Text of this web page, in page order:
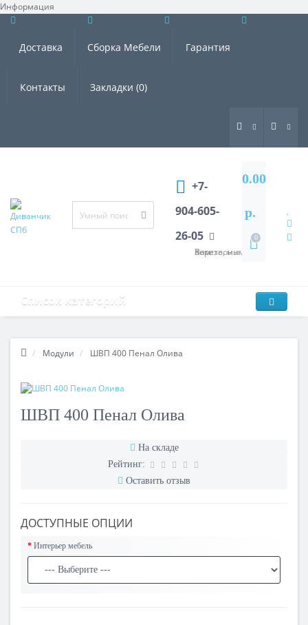
Информация ×
Доставка Сборка Мебели Гарантия
Контакты Закладки (0)
+7-
904-605-
26-05
Хотите, мы Вам перезвоним?
0.00
р.
0
Список категорий
Модули ШВП 400 Пенал Олива
ШВП 400 Пенал Олива
На складе
Рейтинг:
Оставить отзыв
ДОСТУПНЫЕ ОПЦИИ
Интерьер мебель